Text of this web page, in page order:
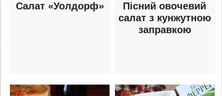
Салат «Уолдорф»
Пісний овочевий
салат з кунжутною
заправкою